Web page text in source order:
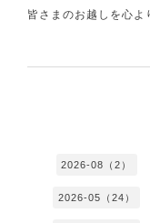
皆さまのお越しを心よ
2026-08（2）
2026-05（24）